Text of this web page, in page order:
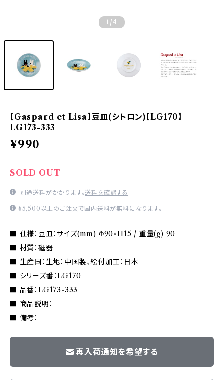
1 /4
【Gaspard et Lisa】豆皿(シトロン)【LG170】
LG173-333
¥990
SOLD OUT
別途送料がかかります。送料を確認する
¥5,500以上のご注文で国内送料が無料になります。
■ 仕様：豆皿：サイズ(mm) Φ90×H15 / 重量(g) 90
■ 材質：磁器
■ 生産国：生地：中国製、絵付加工：日本
■ シリーズ番：LG170
■ 品番：LG173-333
■ 商品説明：
■ 備考：
再入荷通知を希望する